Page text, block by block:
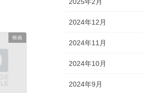
映画
2025年2月
2024年12月
2024年11月
2024年10月
2024年9月